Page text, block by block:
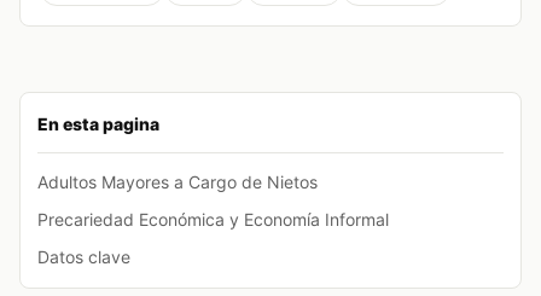
En esta pagina
Adultos Mayores a Cargo de Nietos
Precariedad Económica y Economía Informal
Datos clave